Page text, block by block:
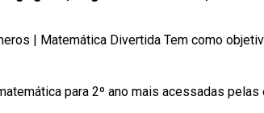
| Matemática Divertida Tem como
para 2º ano mais acessadas pelas